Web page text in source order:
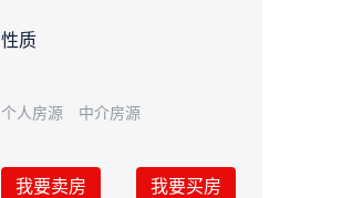
性质
个人房源 中介房源
我要卖房 我要买房